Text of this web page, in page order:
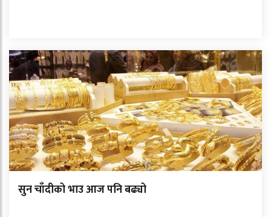
सुन चाँदीको भाउ आज पनि बढ्यो